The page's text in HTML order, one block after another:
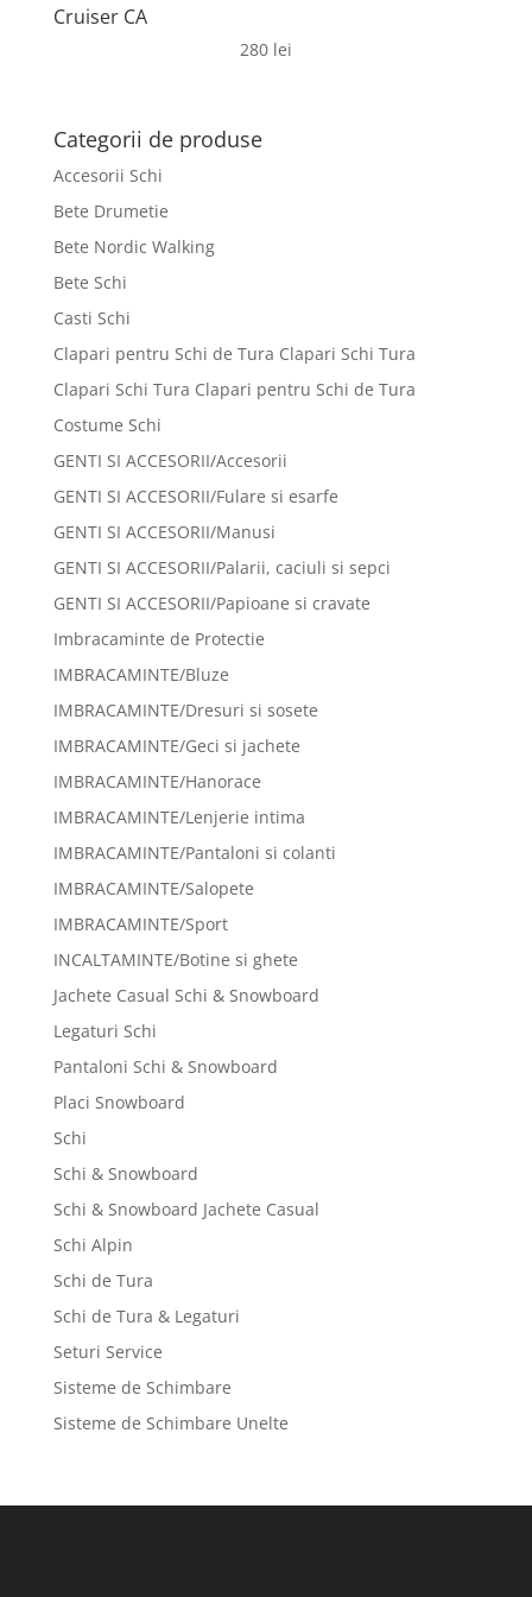
Cruiser CA
280 lei
Categorii de produse
Accesorii Schi
Bete Drumetie
Bete Nordic Walking
Bete Schi
Casti Schi
Clapari pentru Schi de Tura Clapari Schi Tura
Clapari Schi Tura Clapari pentru Schi de Tura
Costume Schi
GENTI SI ACCESORII/Accesorii
GENTI SI ACCESORII/Fulare si esarfe
GENTI SI ACCESORII/Manusi
GENTI SI ACCESORII/Palarii, caciuli si sepci
GENTI SI ACCESORII/Papioane si cravate
Imbracaminte de Protectie
IMBRACAMINTE/Bluze
IMBRACAMINTE/Dresuri si sosete
IMBRACAMINTE/Geci si jachete
IMBRACAMINTE/Hanorace
IMBRACAMINTE/Lenjerie intima
IMBRACAMINTE/Pantaloni si colanti
IMBRACAMINTE/Salopete
IMBRACAMINTE/Sport
INCALTAMINTE/Botine si ghete
Jachete Casual Schi & Snowboard
Legaturi Schi
Pantaloni Schi & Snowboard
Placi Snowboard
Schi
Schi & Snowboard
Schi & Snowboard Jachete Casual
Schi Alpin
Schi de Tura
Schi de Tura & Legaturi
Seturi Service
Sisteme de Schimbare
Sisteme de Schimbare Unelte